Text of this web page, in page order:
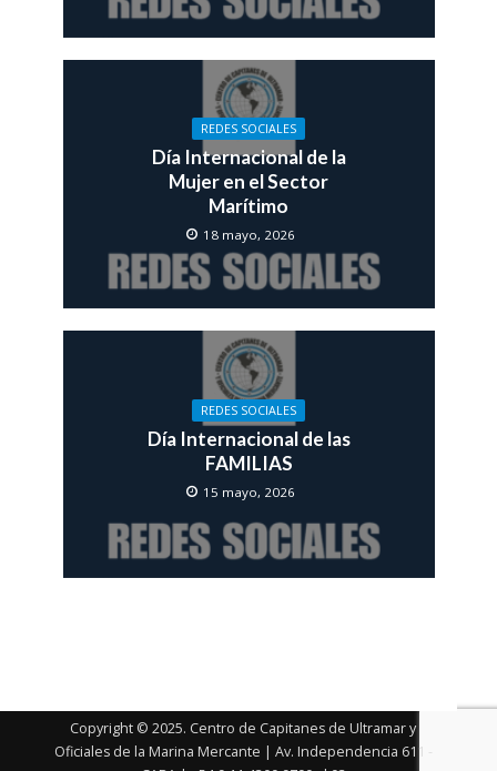
REDES SOCIALES
Día Internacional de la
Mujer en el Sector
Marítimo
18 mayo, 2026
REDES SOCIALES
Día Internacional de las
FAMILIAS
15 mayo, 2026
Copyright © 2025. Centro de Capitanes de Ultramar y
Oficiales de la Marina Mercante | Av. Independencia 611 -